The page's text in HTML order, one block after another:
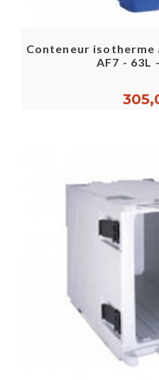
Conteneur
AF7 - 63L